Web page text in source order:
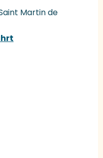
Martin de